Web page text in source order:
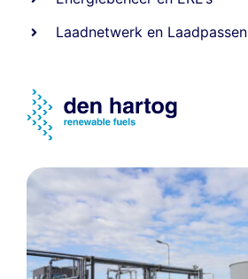
Laadnetwerk en Laadpassen